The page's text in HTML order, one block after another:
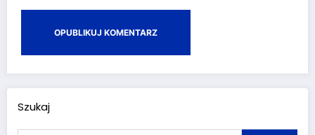
Szukaj